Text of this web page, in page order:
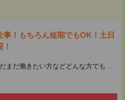
事！もちろん短期でもOK！土日
まだ働きたい方などどんな方でも ...